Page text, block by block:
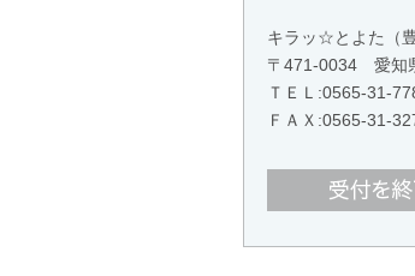
キラッ☆とよた（
〒471-0034 愛知
ＴＥＬ:0565-31-
ＦＡＸ:0565-31-